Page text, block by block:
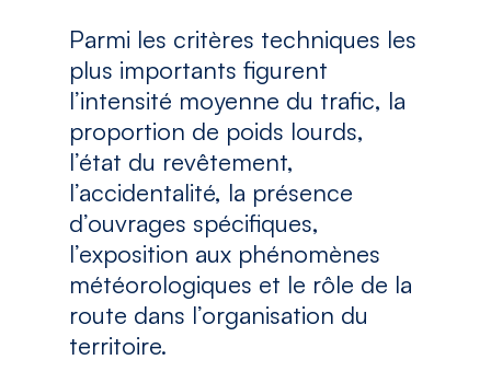
Parmi les critères techniques les
plus importants figurent
l’intensité moyenne du trafic, la
proportion de poids lourds,
l’état du revêtement,
l’accidentalité, la présence
d’ouvrages spécifiques,
l’exposition aux phénomènes
météorologiques et le rôle de la
route dans l’organisation du
territoire.